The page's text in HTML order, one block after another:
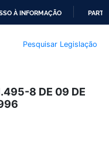
À INFORMAÇÃO
Pesquisar Legislação
8 DE 09 DE